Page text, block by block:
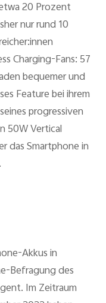
20 Prozent
nur rund 10
Charging-Fans: 57
bequemer und
Feature bei ihrem
progressiven
50W Vertical
das Smartphone in
Akkus in
Befragung des
Im Zeitraum